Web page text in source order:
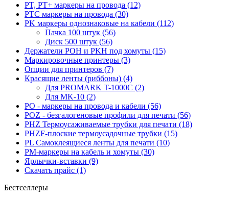
PT, PT+ маркеры на провода (12)
PTC маркеры на провода (30)
PK маркеры однознаковые на кабели (112)
Пачка 100 штук (56)
Диск 500 штук (56)
Держатели POH и PKH под хомуты (15)
Маркировочные принтеры (3)
Опции для принтеров (7)
Красящие ленты (риббоны) (4)
Для PROMARK T-1000C (2)
Для MK-10 (2)
PO - маркеры на провода и кабели (56)
POZ - безгалогеновые профили для печати (56)
PHZ Термоусаживаемые трубки для печати (18)
PHZF-плоские термоусадочные трубки (15)
PL Самоклеящиеся ленты для печати (10)
PM-маркеры на кабель и хомуты (30)
Ярлычки-вставки (9)
Скачать прайс (1)
Бестселлеры